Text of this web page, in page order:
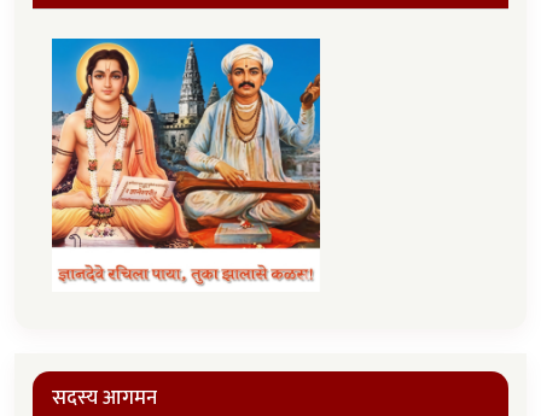
सदस्य आगमन